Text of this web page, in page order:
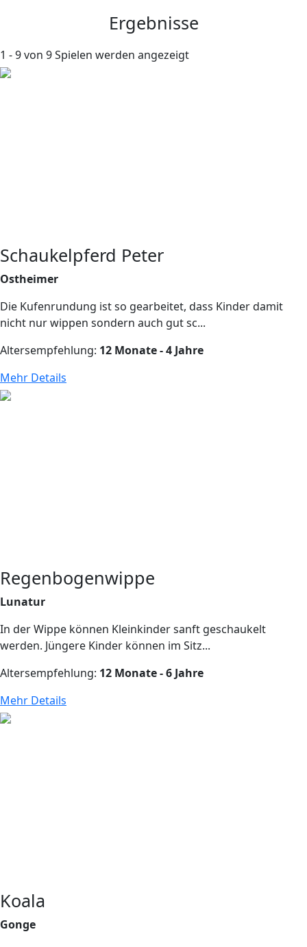
Ergebnisse
1 - 9 von 9 Spielen werden angezeigt
Schaukelpferd Peter
Ostheimer
Die Kufenrundung ist so gearbeitet, dass Kinder damit
nicht nur wippen sondern auch gut sc...
Altersempfehlung: 12 Monate - 4 Jahre
Mehr Details
Regenbogenwippe
Lunatur
In der Wippe können Kleinkinder sanft geschaukelt
werden. Jüngere Kinder können im Sitz...
Altersempfehlung: 12 Monate - 6 Jahre
Mehr Details
Koala
Gonge